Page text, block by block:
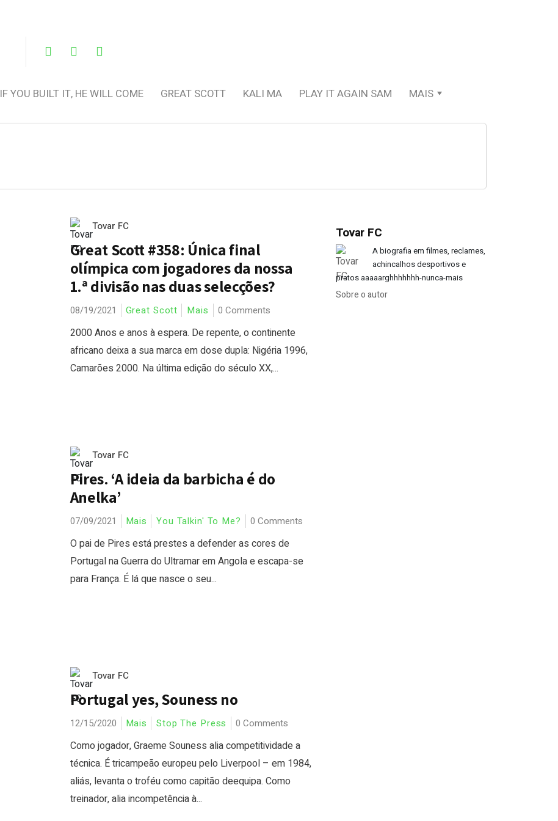
IF YOU BUILT IT, HE WILL COME GREAT SCOTT KALI MA PLAY IT AGAIN SAM MAIS
Tovar FC
Great Scott #358: Única final
olímpica com jogadores da nossa
1.ª divisão nas duas selecções?
08/19/2021 Great Scott Mais 0 Comments
2000 Anos e anos à espera. De repente, o continente
africano deixa a sua marca em dose dupla: Nigéria 1996,
Camarões 2000. Na última edição do século XX,...
Tovar FC
Pires. ‘A ideia da barbicha é do
Anelka’
07/09/2021 Mais You Talkin' To Me? 0 Comments
O pai de Pires está prestes a defender as cores de
Portugal na Guerra do Ultramar em Angola e escapa-se
para França. É lá que nasce o seu...
Tovar FC
Portugal yes, Souness no
12/15/2020 Mais Stop The Press 0 Comments
Como jogador, Graeme Souness alia competitividade a
técnica. É tricampeão europeu pelo Liverpool – em 1984,
aliás, levanta o troféu como capitão deequipa. Como
treinador, alia incompetência à...
Tovar FC
A biografia em filmes, reclames,
achincalhos desportivos e
pratos aaaaarghhhhhhh-nunca-mais
Sobre o autor